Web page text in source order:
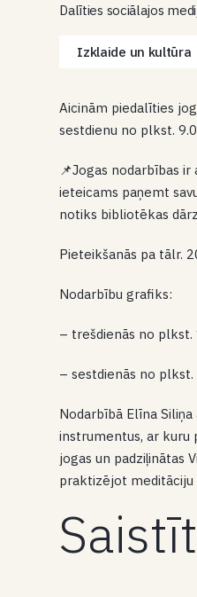
Dalīties sociālajos
Izklaide un kultūra
Aicinām piedalīties
sestdienu no plkst.
📌Jogas nodarbības
ieteicams paņemt
notiks bibliotēkas
Pieteikšanās pa tālr.
Nodarbību grafiks:
– trešdienās no plkst.
– sestdienās no plkst.
Nodarbībā Elīna
instrumentus, ar kuru
jogas un padziļinātas
praktizējot